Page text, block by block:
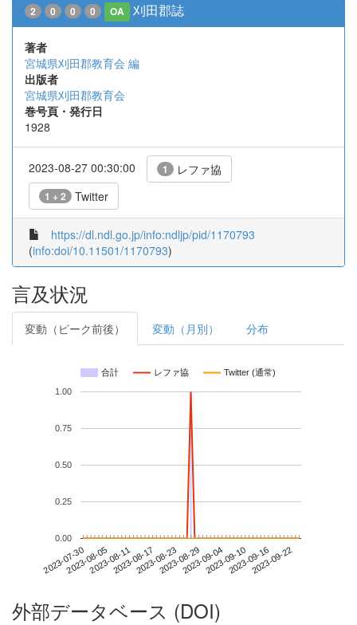
2 0 0 0 OA 刈田郡誌
著者
宮城県刈田郡教育会 編
出版者
宮城県刈田郡教育会
巻号頁・発行日
1928
2023-08-27 00:30:00 1 レファ協
1 + 2 Twitter
https://dl.ndl.go.jp/info:ndljp/pid/1170793
(info:doi/10.11501/1170793)
言及状況
変動（ピーク前後） 変動（月別） 分布
合計 レファ協 Twitter (通常)
2023-07-302023-08-052023-08-112023-08-172023-08-232023-08-292023-09-042023-09-102023-09-162023-09-22
0.00
0.25
0.50
0.75
1.00
外部データベース (DOI)